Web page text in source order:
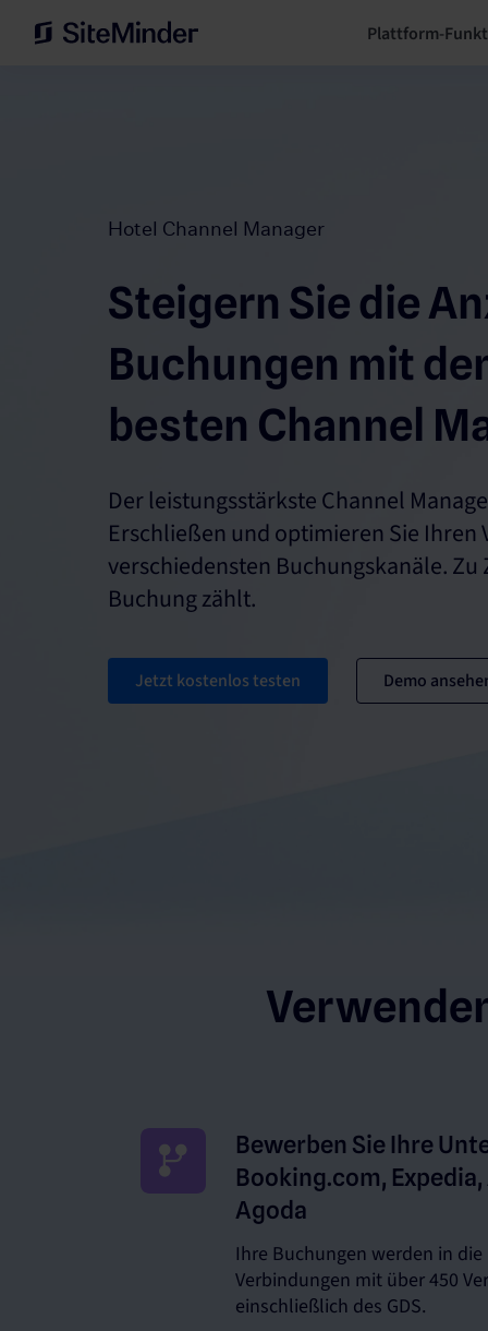
Plattform-
Hotel Channel Manager
Steigern Sie die
Buchungen mit
besten Channel
Der leistungsstärkste Channel
Erschließen und optimieren Sie Ihren
verschiedensten Buchungskanäle. Zu
Buchung zählt.
Jetzt kostenlos testen Demo
Bewerben Sie Ihre
Booking.com,
Agoda
Ihre Buchungen werden in
Verbindungen mit über 450
einschließlich des GDS.